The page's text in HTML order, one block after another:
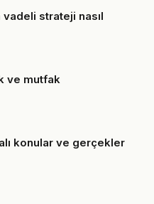
vadeli strateji nasıl
ve mutfak
konular ve gerçekler